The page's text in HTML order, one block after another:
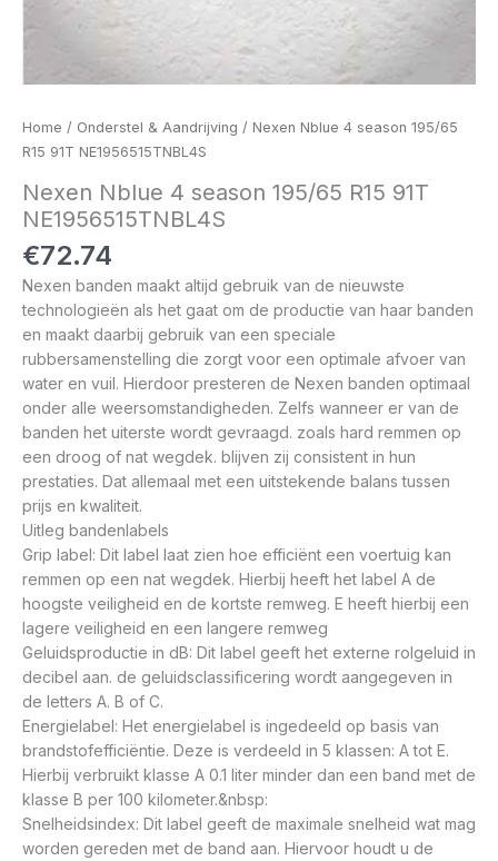
Home / Onderstel & Aandrijving / Nexen Nblue 4 season 195/65
R15 91T NE1956515TNBL4S
Nexen Nblue 4 season 195/65 R15 91T
NE1956515TNBL4S
€72.74
Nexen banden maakt altijd gebruik van de nieuwste
technologieën als het gaat om de productie van haar banden
en maakt daarbij gebruik van een speciale
rubbersamenstelling die zorgt voor een optimale afvoer van
water en vuil. Hierdoor presteren de Nexen banden optimaal
onder alle weersomstandigheden. Zelfs wanneer er van de
banden het uiterste wordt gevraagd. zoals hard remmen op
een droog of nat wegdek. blijven zij consistent in hun
prestaties. Dat allemaal met een uitstekende balans tussen
prijs en kwaliteit.
Uitleg bandenlabels
Grip label: Dit label laat zien hoe efficiënt een voertuig kan
remmen op een nat wegdek. Hierbij heeft het label A de
hoogste veiligheid en de kortste remweg. E heeft hierbij een
lagere veiligheid en een langere remweg
Geluidsproductie in dB: Dit label geeft het externe rolgeluid in
decibel aan. de geluidsclassificering wordt aangegeven in
de letters A. B of C.
Energielabel: Het energielabel is ingedeeld op basis van
brandstofefficiëntie. Deze is verdeeld in 5 klassen: A tot E.
Hierbij verbruikt klasse A 0.1 liter minder dan een band met de
klasse B per 100 kilometer.&nbsp:
Snelheidsindex: Dit label geeft de maximale snelheid wat mag
worden gereden met de band aan. Hiervoor houdt u de